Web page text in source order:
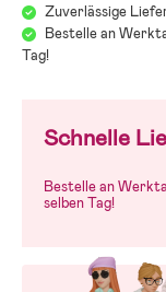
Zuverlässige
Bestelle an
Tag!
Schnelle
Bestelle an
selben Tag!